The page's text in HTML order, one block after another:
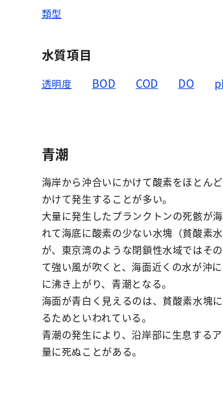
類型
水質項目
透明度 BOD COD DO
青潮
海岸から沖合いにかけて酸素をほとん
かけて発生することが多い。
大量に発生したプランクトンの死骸が
れて海底に酸素の少ない水塊（貧酸素
が、東京湾のような閉鎖性水域ではそ
て強い風が吹くと、海面近くの水が沖
に沸き上がり、青潮となる。
海面が青白く見えるのは、貧酸素水塊
るためといわれている。
青潮の発生により、沿岸部に生息する
量に死ぬことがある。